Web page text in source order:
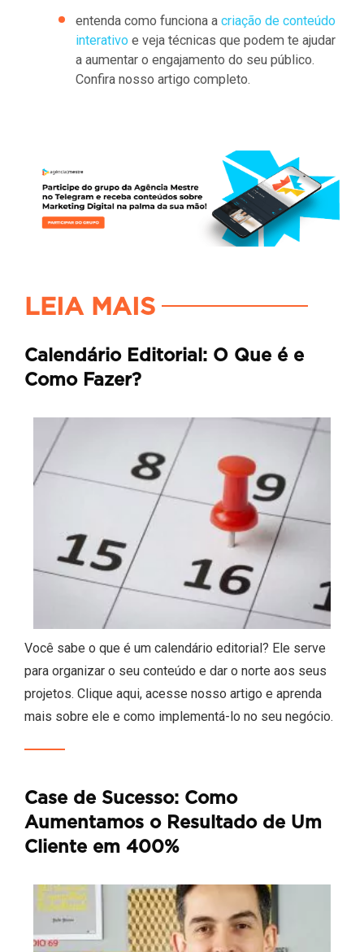
entenda como funciona a criação de conteúdo
interativo e veja técnicas que podem te ajudar
a aumentar o engajamento do seu público.
Confira nosso artigo completo.
LEIA MAIS
Calendário Editorial: O Que é e
Como Fazer?
Você sabe o que é um calendário editorial? Ele serve
para organizar o seu conteúdo e dar o norte aos seus
projetos. Clique aqui, acesse nosso artigo e aprenda
mais sobre ele e como implementá-lo no seu negócio.
Case de Sucesso: Como
Aumentamos o Resultado de Um
Cliente em 400%